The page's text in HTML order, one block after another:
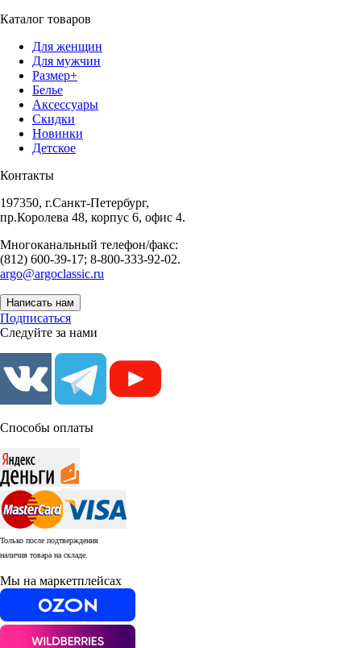
Каталог товаров
Для женщин
Для мужчин
Размер+
Белье
Аксессуары
Скидки
Новинки
Детское
Контакты
197350, г.Санкт-Петербург,
пр.Королева 48, корпус 6, офис 4.
Многоканальный телефон/факс:
(812) 600-39-17; 8-800-333-92-02.
argo@argoclassic.ru
Написать нам
Подписаться
Следуйте за нами
Способы оплаты
Только после подтверждения
наличия товара на складе.
Мы на маркетплейсах